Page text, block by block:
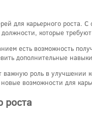
для карьерного роста.
которые
есть возможность
дополнительные
роль в улучшении
возможности для
роста